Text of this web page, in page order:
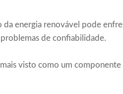
da energia renovável pode
de confiabilidade.
visto como um